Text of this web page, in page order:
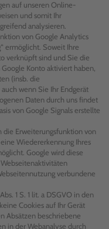
auf unseren Online-
und somit Ihr
analysieren.
von Google Analytics
ermöglicht. Soweit Ihre
verknüpft sind und Sie die
Konto aktiviert haben,
(insb. die
wenn Sie Ihr Endgerät
Daten durch uns findet
von Google Signals erstellte
die Erweiterungsfunktion von
Wiedererkennung Ihres
Google wird diese
verbundene
1 S. 1 lit. a DSGVO in den
Cookies auf Ihr Gerät
Absätzen beschriebene
in der Webanalyse durch